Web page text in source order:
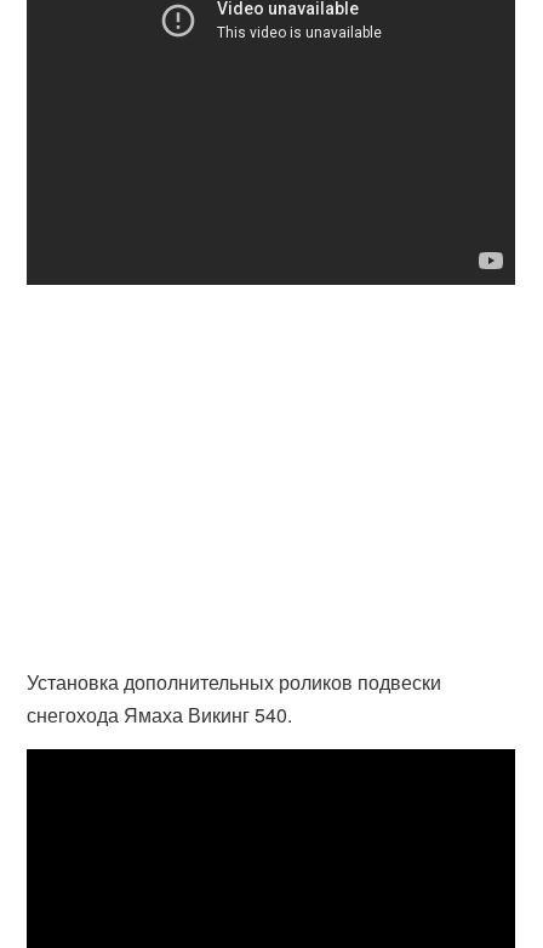
Установка дополнительных роликов подвески
снегохода Ямаха Викинг 540.